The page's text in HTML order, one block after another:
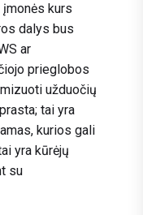
kurs
dalys bus
ar
prieglobos
užduočių
tai yra
kurios gali
yra kūrėjų
su